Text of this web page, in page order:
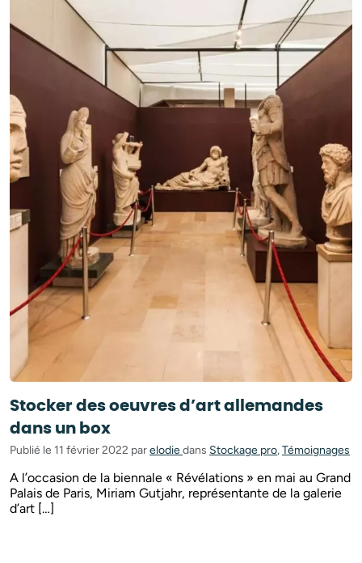
Stocker des oeuvres d’art allemandes
dans un box
Publié le 11 février 2022 parelodiedans Stockage pro,Témoignages
A l’occasion de la biennale « Révélations » en mai au Grand
Palais de Paris, Miriam Gutjahr, représentante de la galerie
d’art […]